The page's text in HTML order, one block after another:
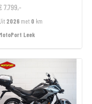
7.799,-
2026 met 0 km
Leek